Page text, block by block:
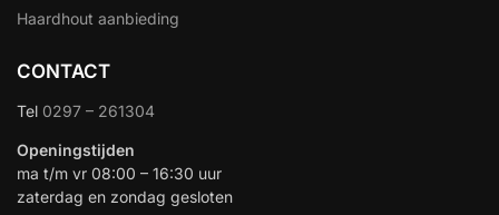
Haardhout aanbieding
CONTACT
Tel 0297 – 261304
Openingstijden
ma t/m vr 08:00 – 16:30 uur
zaterdag en zondag gesloten